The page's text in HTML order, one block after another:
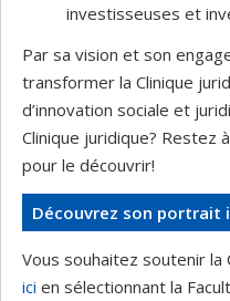
investisseuses et
Par sa vision et son
transformer la Clinique
d’innovation sociale et
Clinique juridique? Restez
pour le découvrir!
Découvrez son portrait
Vous souhaitez soutenir la
ici en sélectionnant la